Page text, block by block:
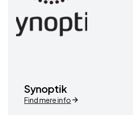
Synoptik
Find mere info